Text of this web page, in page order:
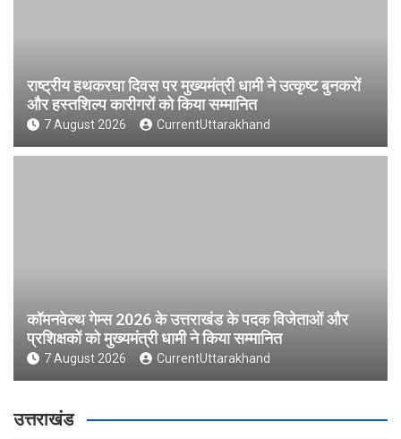
राष्ट्रीय हथकरघा दिवस पर मुख्यमंत्री धामी ने उत्कृष्ट बुनकरों
और हस्तशिल्प कारीगरों को किया सम्मानित
7 August 2026 CurrentUttarakhand
कॉमनवेल्थ गेम्स 2026 के उत्तराखंड के पदक विजेताओं और
प्रशिक्षकों को मुख्यमंत्री धामी ने किया सम्मानित
7 August 2026 CurrentUttarakhand
उत्तराखंड